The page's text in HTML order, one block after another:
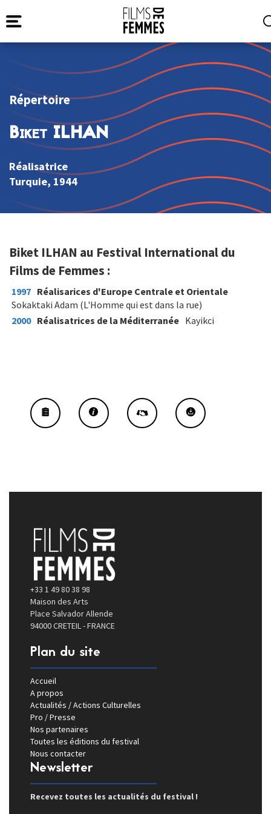
Répertoire
Biket ILHAN
Réalisatrice
Turquie, 1944
Biket ILHAN au Festival International du
Films de Femmes :
1997 Réalisarices d'Europe Centrale et Orientale
Sokaktaki Adam (L'Homme qui est dans la rue)
2000 Réalisatrices de la Méditerranée Kayikci
+33 1 49 80 38 98
Maison des Arts
Place Salvador Allende
94000 CRETEIL - FRANCE
Plan du site
Accueil
A propos
Actualités / Actions Culturelles
Pro / Presse
Nos partenaires
Toutes les éditions du festival
Nous contacter
Newsletter
Recevez toutes les actualités du festival !